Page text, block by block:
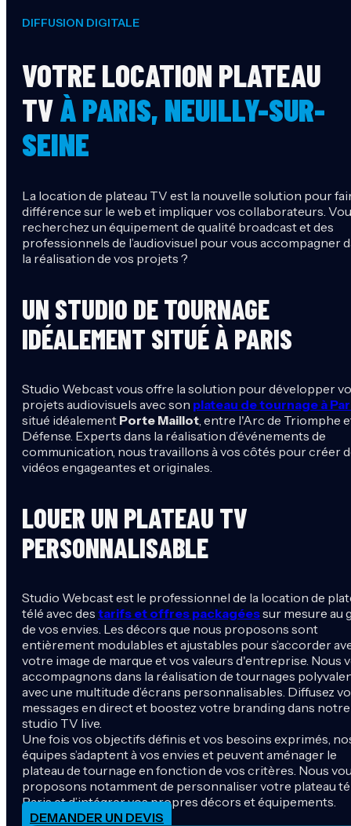
DIFFUSION DIGITALE
VOTRE LOCATION PLATEAU
TVÀ PARIS, NEUILLY-SUR-
SEINE
La location de plateau TV est la nouvelle solution pour
différence sur le web et impliquer vos collaborateurs.
recherchez un équipement de qualité broadcast et des
professionnels de l’audiovisuel pour vous accompagner
la réalisation de vos projets ?
UN STUDIO DE TOURNAGE
IDÉALEMENT SITUÉ À PARIS
Studio Webcast vous offre la solution pour développer
projets audiovisuels avec son plateau de tournage à
situé idéalement Porte Maillot , entre l'Arc de Triomphe
Défense. Experts dans la réalisation d’événements de
communication, nous travaillons à vos côtés pour créer
vidéos engageantes et originales.
LOUER UN PLATEAU TV
PERSONNALISABLE
Studio Webcast est le professionnel de la location de
télé avec des tarifs et offres packagéessur mesure au
de vos envies. Les décors que nous proposons sont
entièrement modulables et ajustables pour s’accorder
votre image de marque et vos valeurs d'entreprise. Nous
accompagnons dans la réalisation de tournages
avec une multitude d’écrans personnalisables. Diffusez
messages en direct et boostez votre branding dans notre
studio TV live.
Une fois vos objectifs définis et vos besoins exprimés,
équipes s’adaptent à vos envies et peuvent aménager le
plateau de tournage en fonction de vos critères. Nous
proposons notamment de personnaliser votre plateau
Paris et d’intégrer vos propres décors et équipements.
DEMANDER UN DEVIS